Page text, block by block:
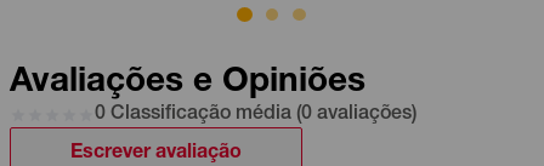
Avaliações e Opiniões
0 Classificação média (0 avaliações)
Escrever avaliação